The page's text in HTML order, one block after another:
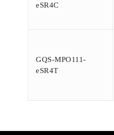
eSR4C
GQS-MPO111-
eSR4T